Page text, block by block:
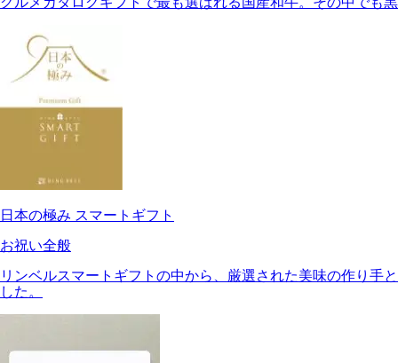
日本の極み スマートギフト
お祝い全般
リンベルスマートギフトの中から、厳選された美味の作り手
した。